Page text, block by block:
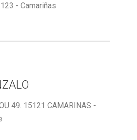
- Camariñas
49. 15121 CAMARINAS -